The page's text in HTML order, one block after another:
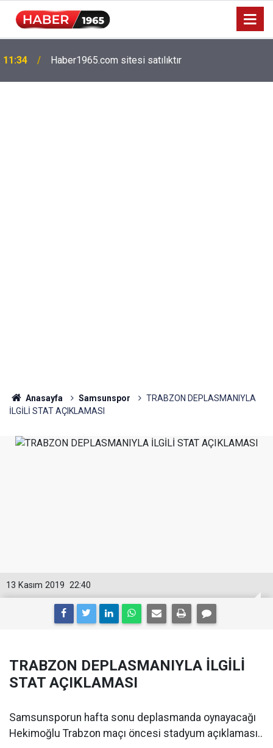
11:34 Haber1965.com sitesi satılıktır
15:52
hesaplarda
Anasayfa Samsunspor
TRABZON DEPLASMANIYLA
İLGİLİ STAT AÇIKLAMASI
22:40
13 Kasım 2019
TRABZON DEPLASMANIYLA İLGİLİ
STAT AÇIKLAMASI
Samsunsporun hafta sonu deplasmanda oynayacağı
Hekimoğlu Trabzon maçı öncesi stadyum açıklaması..